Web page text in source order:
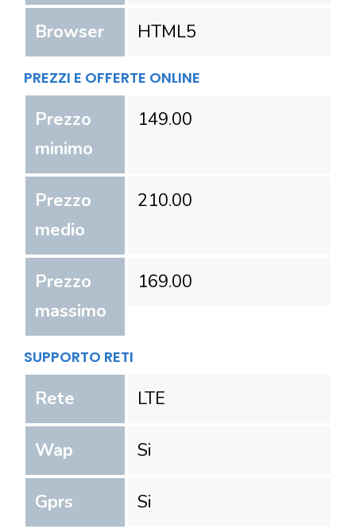
Browser HTML5
PREZZI E OFFERTE ONLINE
Prezzo
minimo
149.00
Prezzo
medio
210.00
Prezzo
massimo
169.00
SUPPORTO RETI
Rete LTE
Wap Si
Gprs Si